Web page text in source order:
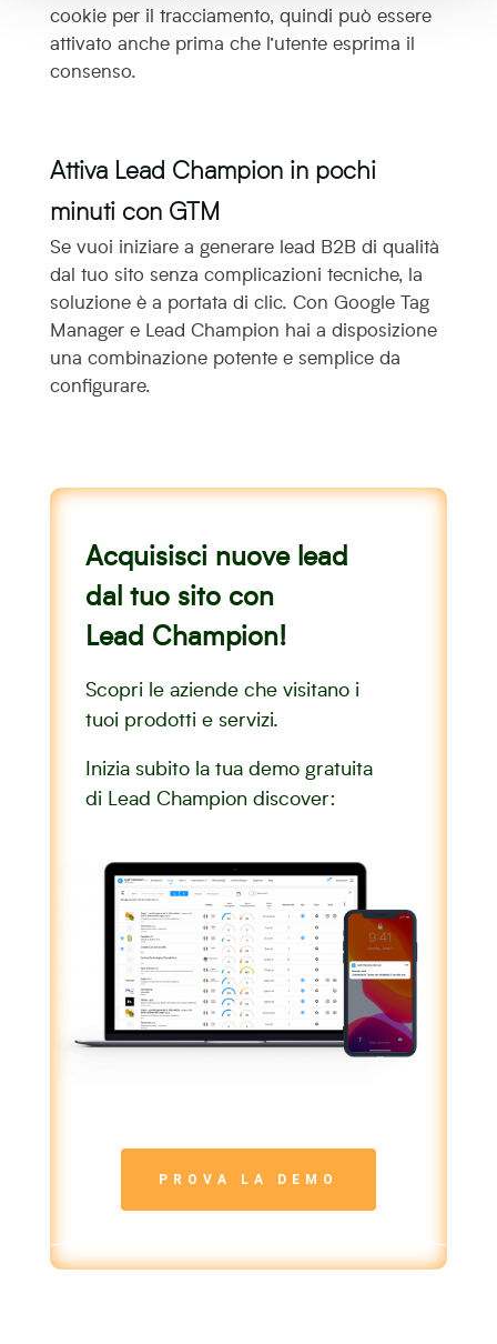
cookie per il tracciamento, quindi può essere
attivato anche prima che l’utente esprima il
consenso.
Attiva Lead Champion in pochi
minuti con GTM
Se vuoi iniziare a generare lead B2B di qualità
dal tuo sito senza complicazioni tecniche, la
soluzione è a portata di clic. Con Google Tag
Manager e Lead Champion hai a disposizione
una combinazione potente e semplice da
configurare.
Acquisisci nuove lead
dal tuo sito con
Lead Champion!
Scopri le aziende che visitano i
tuoi prodotti e servizi.
Inizia subito la tua demo gratuita
di Lead Champion discover:
PROVA LA DEMO